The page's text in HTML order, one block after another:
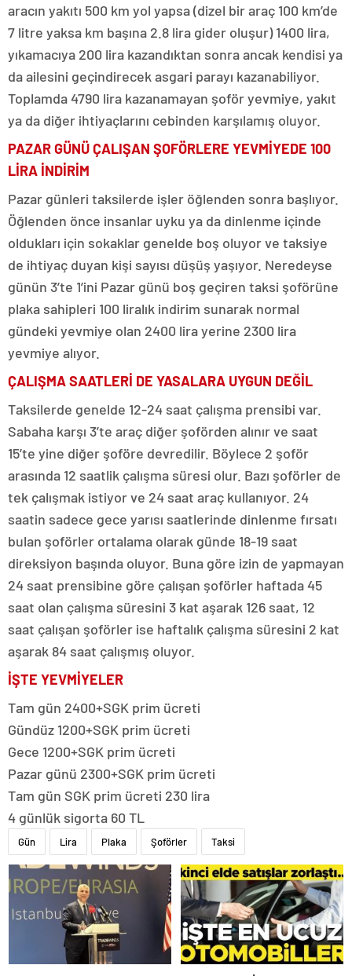
aracın yakıtı 500 km yol yapsa (dizel bir araç 100 km’de
7 litre yaksa km başına 2.8 lira gider oluşur) 1400 lira,
yıkamacıya 200 lira kazandıktan sonra ancak kendisi ya
da ailesini geçindirecek asgari parayı kazanabiliyor.
Toplamda 4790 lira kazanamayan şoför yevmiye, yakıt
ya da diğer ihtiyaçlarını cebinden karşılamış oluyor.
PAZAR GÜNÜ ÇALIŞAN ŞOFÖRLERE YEVMİYEDE 100
LİRA İNDİRİM
Pazar günleri taksilerde işler öğlenden sonra başlıyor.
Öğlenden önce insanlar uyku ya da dinlenme içinde
oldukları için sokaklar genelde boş oluyor ve taksiye
de ihtiyaç duyan kişi sayısı düşüş yaşıyor. Neredeyse
günün 3’te 1’ini Pazar günü boş geçiren taksi şoförüne
plaka sahipleri 100 liralık indirim sunarak normal
gündeki yevmiye olan 2400 lira yerine 2300 lira
yevmiye alıyor.
ÇALIŞMA SAATLERİ DE YASALARA UYGUN DEĞİL
Taksilerde genelde 12-24 saat çalışma prensibi var.
Sabaha karşı 3’te araç diğer şoförden alınır ve saat
15’te yine diğer şoföre devredilir. Böylece 2 şoför
arasında 12 saatlik çalışma süresi olur. Bazı şoförler de
tek çalışmak istiyor ve 24 saat araç kullanıyor. 24
saatin sadece gece yarısı saatlerinde dinlenme fırsatı
bulan şoförler ortalama olarak günde 18-19 saat
direksiyon başında oluyor. Buna göre izin de yapmayan
24 saat prensibine göre çalışan şoförler haftada 45
saat olan çalışma süresini 3 kat aşarak 126 saat, 12
saat çalışan şoförler ise haftalık çalışma süresini 2 kat
aşarak 84 saat çalışmış oluyor.
İŞTE YEVMİYELER
Tam gün 2400+SGK prim ücreti
Gündüz 1200+SGK prim ücreti
Gece 1200+SGK prim ücreti
Pazar günü 2300+SGK prim ücreti
Tam gün SGK prim ücreti 230 lira
4 günlük sigorta 60 TL
Gün Lira Plaka Şoförler Taksi